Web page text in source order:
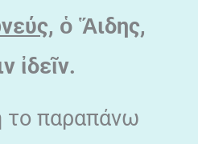
, ὁ Ἅιδης,
ἰδεῖν.
το παραπάνω